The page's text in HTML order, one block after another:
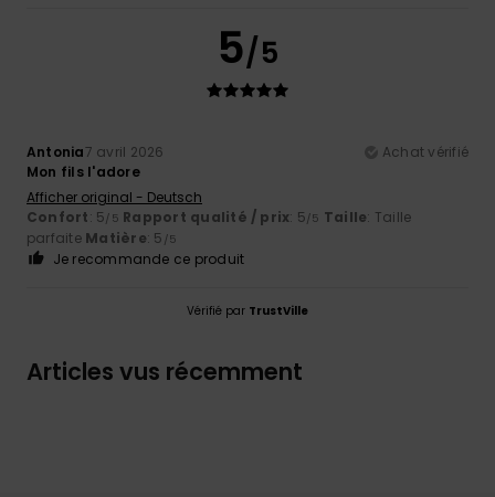
5/5
Antonia7 avril 2026
Achat vérifié
Mon fils l'adore
Afficher original - Deutsch
Confort: 5/5 Rapport qualité / prix: 5/5 Taille: Taille
parfaite Matière: 5 /5
Je recommande ce produit
Vérifié par TrustVille
Articles vus récemment